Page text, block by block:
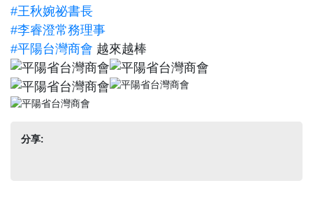
#王秋婉祕書長
#李睿澄常務理事
#平陽台灣商會 越來越棒
分享: